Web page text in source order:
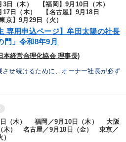
3日（木） 【福岡】9月10日（木）
17日（木） 【名古屋】9月18日
京】9月29日（火）
専用申込ページ】牟田太陽の社長
門」令和8年9月
本経営合理化協会 理事長)
せ続けるために、オーナー社長が必ず
日（木） 福岡／9月10日（木） 大阪
木） 名古屋／9月18日（金） 東京／